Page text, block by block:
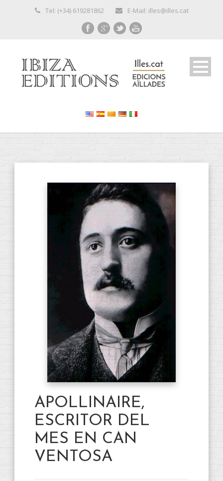
Tel: (+34) 619281862 E-Mail: illes@illes.cat
APOLLINAIRE,
ESCRITOR DEL
MES EN CAN
VENTOSA